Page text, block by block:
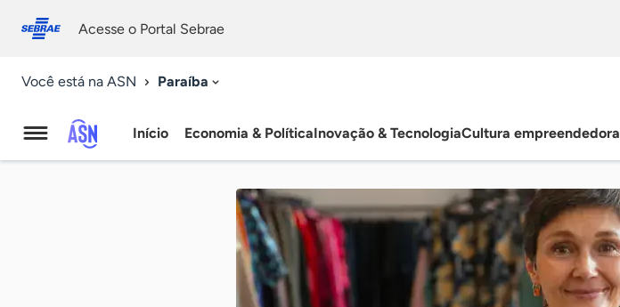
conosco
Acesse o Portal Sebrae
Você está na ASN Paraíba
Agência
Início Economia & PolíticaInovação & TecnologiaCultura empreendedora